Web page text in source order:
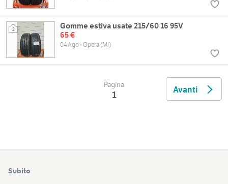
2
Gomme estiva usate 215/60 16 95V
65 €
04 Ago - Opera (MI)
Pagina
1 Avanti
Subito